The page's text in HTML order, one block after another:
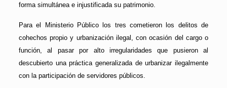
forma simultánea e injustificada su patrimonio.
Para el Ministerio Público los tres cometieron los delitos de
cohechos propio y urbanización ilegal, con ocasión del cargo o
función, al pasar por alto irregularidades que pusieron al
descubierto una práctica generalizada de urbanizar ilegalmente
con la participación de servidores públicos.